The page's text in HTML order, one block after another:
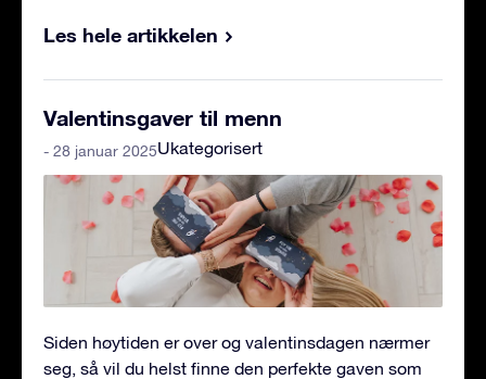
Les hele artikkelen
Valentinsgaver til menn
Ukategorisert
- 28 januar 2025
Siden høytiden er over og valentinsdagen nærmer
seg, så vil du helst finne den perfekte gaven som